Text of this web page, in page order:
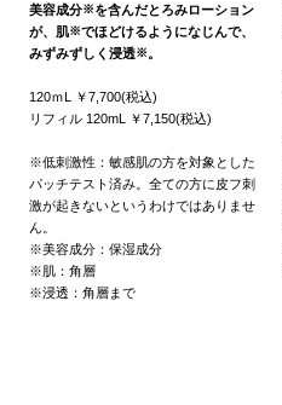
美容成分※を含んだとろみローション
が、肌※でほどけるようになじんで、
みずみずしく浸透※。
120ｍL ￥7,700(税込)
リフィル 120mL ￥7,150(税込)
※低刺激性：敏感肌の方を対象とした
パッチテスト済み。全ての方に皮フ刺
激が起きないというわけではありませ
ん。
※美容成分：保湿成分
※肌：角層
※浸透：角層まで